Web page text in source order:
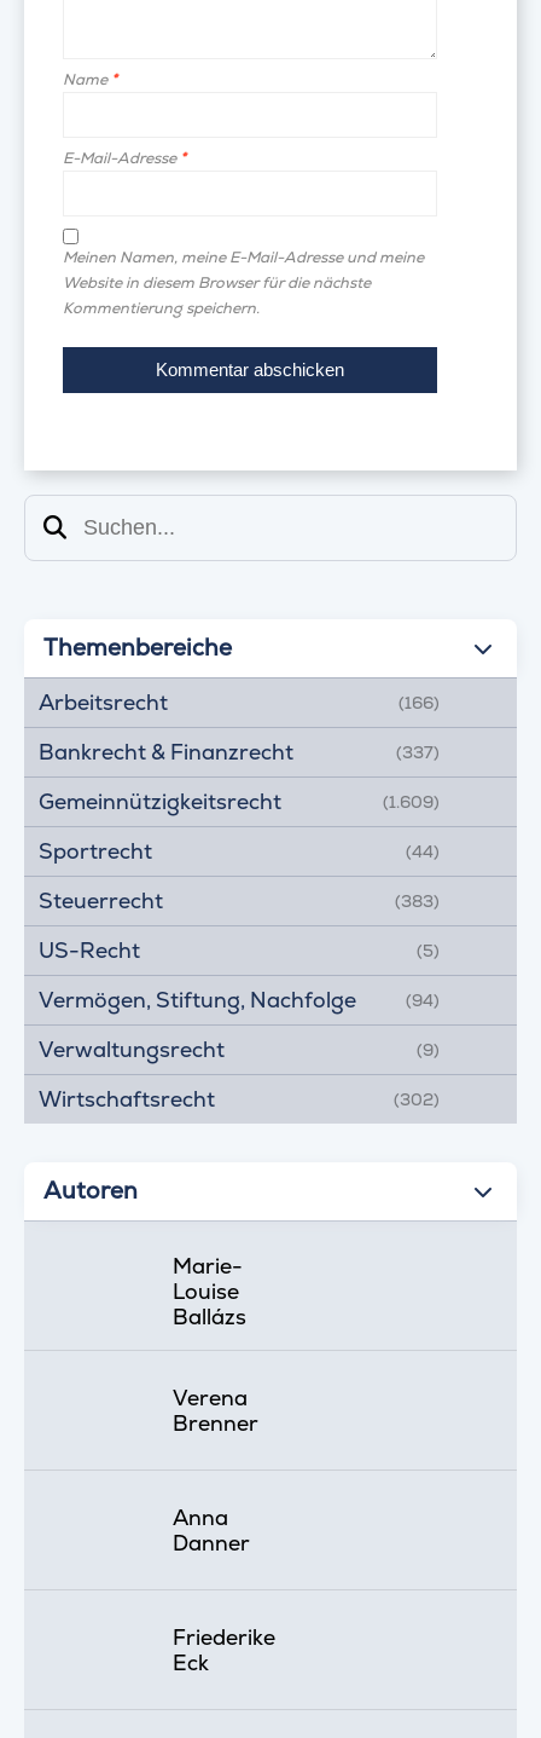
Name *
E-Mail-Adresse *
Meinen Namen, meine E-Mail-Adresse und meine
Website in diesem Browser für die nächste
Kommentierung speichern.
Suchen
Themenbereiche
Arbeitsrecht (166)
Bankrecht & Finanzrecht (337)
Gemeinnützigkeitsrecht (1.609)
Sportrecht (44)
Steuerrecht (383)
US-Recht (5)
Vermögen, Stiftung, Nachfolge (94)
Verwaltungsrecht (9)
Wirtschaftsrecht (302)
Autoren
Marie-
Louise
Ballázs
Verena
Brenner
Anna
Danner
Friederike
Eck